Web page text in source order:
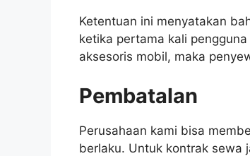
Ketentuan ini menyatakan
ketika pertama kali
aksesoris mobil, maka
Pembatalan
Perusahaan kami bisa
berlaku. Untuk kontrak sewa